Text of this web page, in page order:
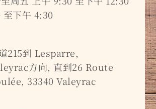
至下午 4:30
215到 Lesparre，
方向, 直到26 Route
33340 Valeyrac